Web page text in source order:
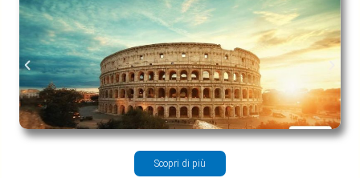
Scopri di più